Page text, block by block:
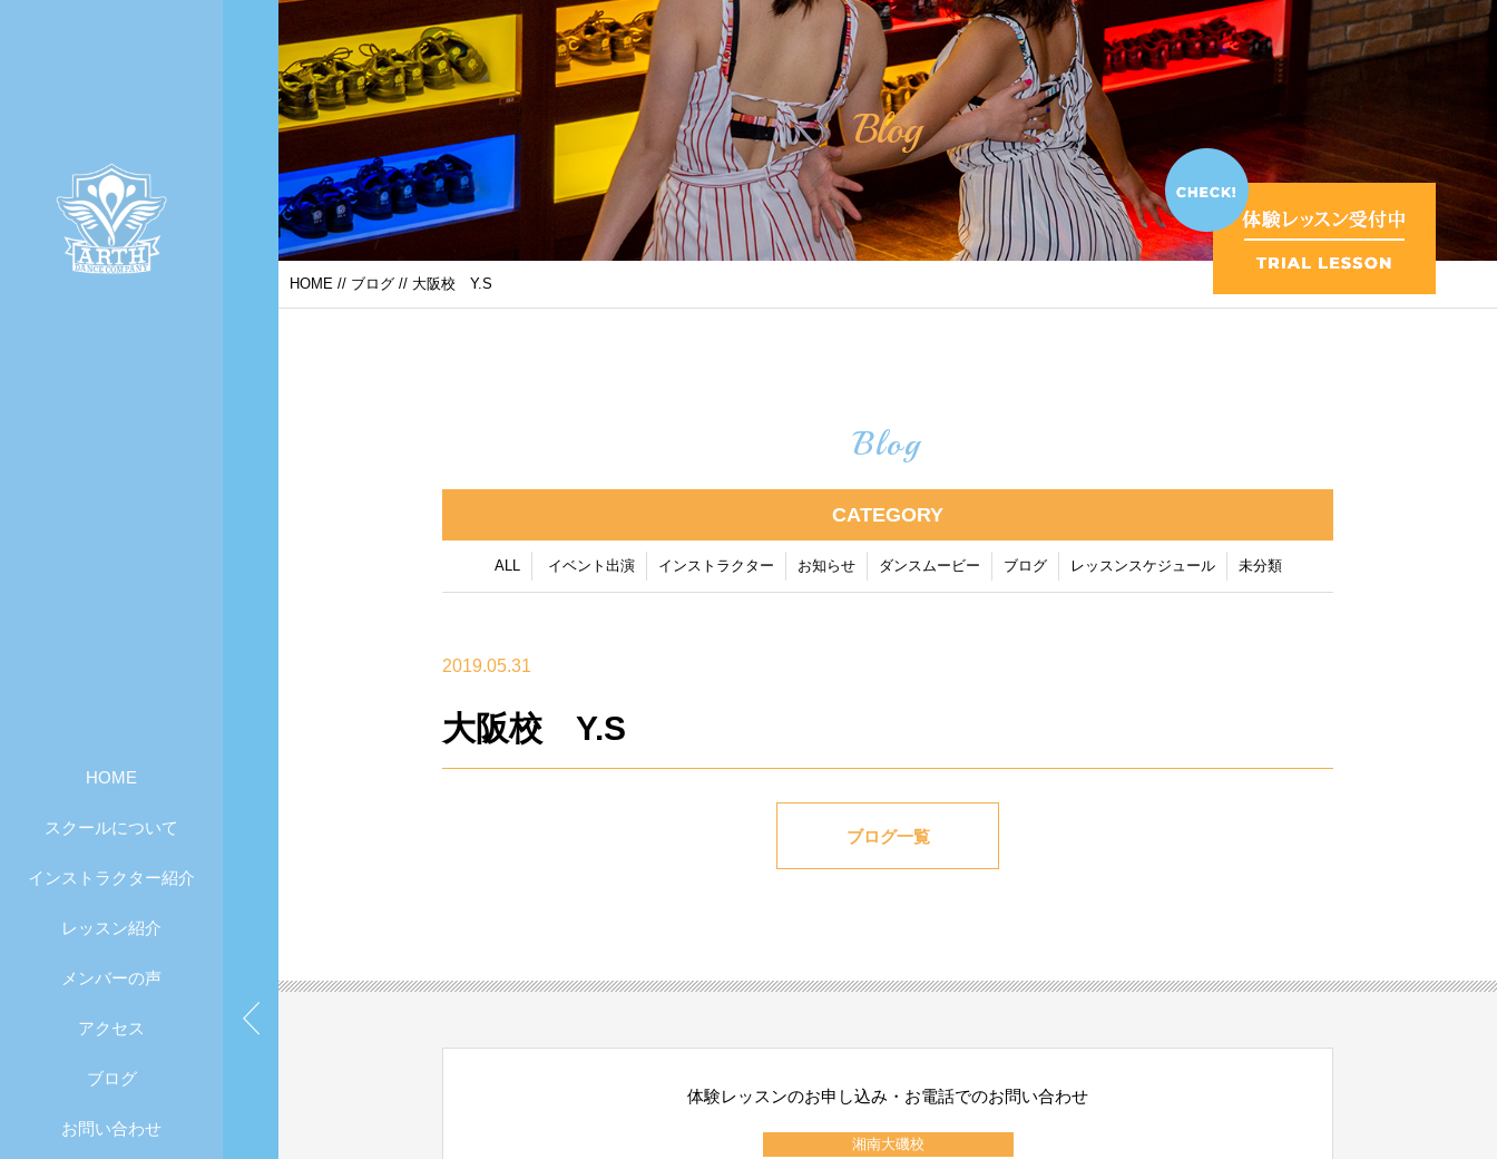
HOME
スクールについて
インストラクター紹介
レッスン紹介
メンバーの声
アクセス
ブログ
お問い合わせ
Blog
HOME // ブログ // 大阪校 Y.S
Blog
CATEGORY
ALL イベント出演 インストラクター お知らせ ダンスムービー ブログ レッスンスケジュール 未分類
2019.05.31
大阪校 Y.S
ブログ一覧
体験レッスンのお申し込み・お電話でのお問い合わせ
湘南大磯校